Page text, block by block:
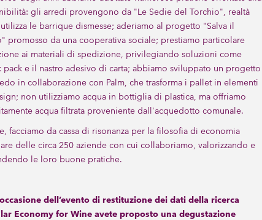
gli arredi provengono da "Le Sedie del Torchio", realtà
le barrique dismesse; aderiamo al progetto "Salva il
promosso da una cooperativa sociale; prestiamo particolare
ai materiali di spedizione, privilegiando soluzioni come
pack e il nastro adesivo di carta; abbiamo sviluppato un progetto
in collaborazione con Palm, che trasforma i pallet in elementi
non utilizziamo acqua in bottiglia di plastica, ma offriamo
acqua filtrata proveniente dall'acquedotto comunale.
facciamo da cassa di risonanza per la filosofia di economia
delle circa 250 aziende con cui collaboriamo, valorizzando e
le loro buone pratiche.
dell’evento di restituzione dei dati della ricerca
Economy for Wine avete proposto una degustazione